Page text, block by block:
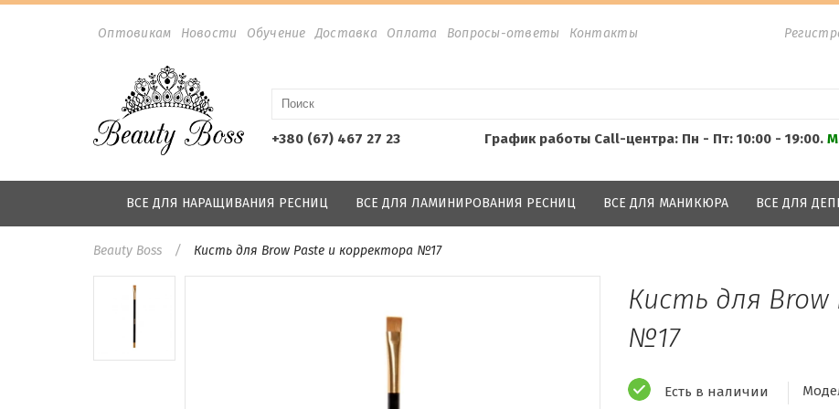
Оптовикам Новости Обучение Доставка Оплата Вопросы-ответы Контакты
+380 (67) 467 27 23 График работы Call-центра: Пн - Пт: 10:00 - 19:00.
ВСЕ ДЛЯ НАРАЩИВАНИЯ РЕСНИЦ ВСЕ ДЛЯ ЛАМИНИРОВАНИЯ РЕСНИЦ ВСЕ ДЛЯ МАНИКЮРА ВСЕ ДЛЯ
Beauty Boss Кисть для Brow Paste и корректора №17
Кисть для
№17
Есть в наличии